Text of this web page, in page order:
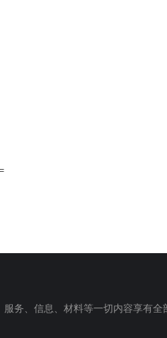
服务、信息、材料等一切内容享有